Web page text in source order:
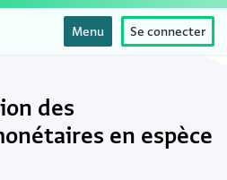
Menu Se connecter
des
en espèce